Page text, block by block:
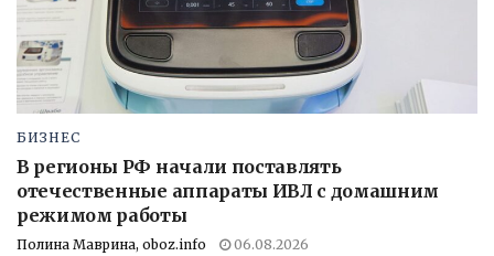
БИЗНЕС
В регионы РФ начали поставлять
отечественные аппараты ИВЛ с домашним
режимом работы
Полина Маврина, oboz.info 06.08.2026